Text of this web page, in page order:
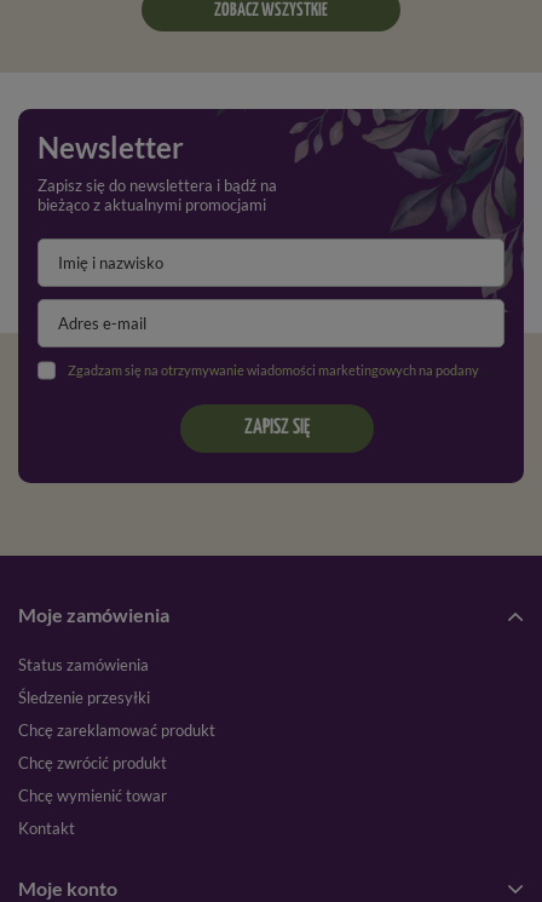
ZOBACZ WSZYSTKIE
Newsletter
Zapisz się do newslettera i bądź na
bieżąco z aktualnymi promocjami
Zgadzam się na otrzymywanie wiadomości marketingowych na podany adres e-mail oraz przetwarzanie danych osobowych zgodnie z
ZAPISZ SIĘ
Moje zamówienia
Status zamówienia
Śledzenie przesyłki
Chcę zareklamować produkt
Chcę zwrócić produkt
Chcę wymienić towar
Kontakt
Moje konto